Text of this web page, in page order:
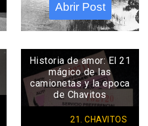
Abrir Post
Historia de amor: El 21
mágico de las
camionetas y la epoca
de Chavitos
21. CHAVITOS